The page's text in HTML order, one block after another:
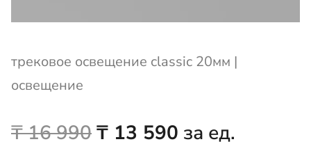
трековое освещение classic 20мм |
освещение
₸16 990Первоначальная
₸ 13 590 Текущая
за ед.